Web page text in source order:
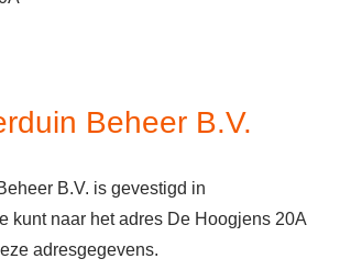
Beheer B.V.
B.V. is gevestigd in
kunt naar het adres De Hoogjens 20A
adresgegevens.